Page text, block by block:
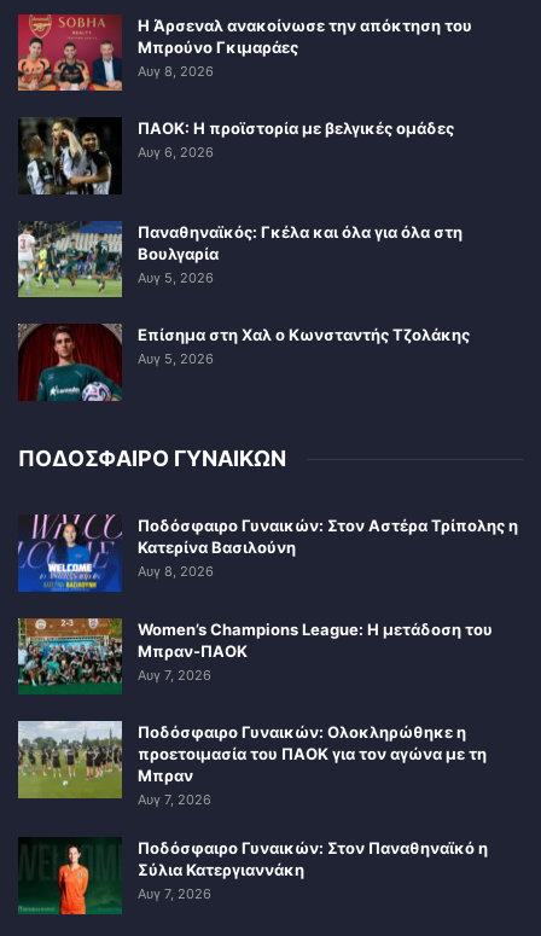
Η Άρσεναλ ανακοίνωσε την απόκτηση του
Μπρούνο Γκιμαράες
Αυγ 8, 2026
ΠΑΟΚ: Η προϊστορία με βελγικές ομάδες
Αυγ 6, 2026
Παναθηναϊκός: Γκέλα και όλα για όλα στη
Βουλγαρία
Αυγ 5, 2026
Επίσημα στη Χαλ ο Κωνσταντής Τζολάκης
Αυγ 5, 2026
ΠΟΔΟΣΦΑΙΡΟ ΓΥΝΑΙΚΩΝ
Ποδόσφαιρο Γυναικών: Στον Αστέρα Τρίπολης η
Κατερίνα Βασιλούνη
Αυγ 8, 2026
Women’s Champions League: Η μετάδοση του
Μπραν-ΠΑΟΚ
Αυγ 7, 2026
Ποδόσφαιρο Γυναικών: Ολοκληρώθηκε η
προετοιμασία του ΠΑΟΚ για τον αγώνα με τη
Μπραν
Αυγ 7, 2026
Ποδόσφαιρο Γυναικών: Στον Παναθηναϊκό η
Σύλια Κατεργιαννάκη
Αυγ 7, 2026